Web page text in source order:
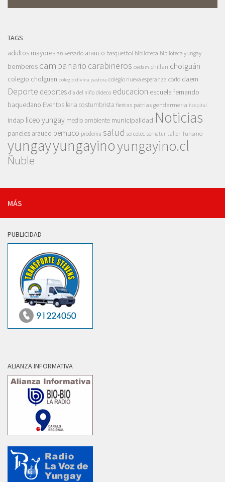
TAGS
adultos mayores aniversario arauco basquetbol biblioteca biblioteca yungay
bomberos campanario carabineros cesfam chillan cholguán
colegio cholguan colegio divina pastora colegio nueva esperanza corfo daem
Deporte deportes dia del niño dideco educacion escuela fernando
baquedano Eventosferia costumbrista fiestas patrias gendarmeria hospital
indap liceo yungay medio ambiente municipalidad Noticias
paneles arauco pemuco prodemu salud sercotec sernatur taller Turismo
yungayyungayinoyungayino.cl
Ñuble
MÁS
PUBLICIDAD
ALIANZA INFORMATIVA